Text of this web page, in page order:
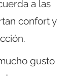
a las
confort y
gusto